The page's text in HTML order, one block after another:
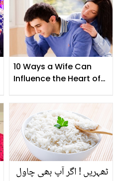
شخص کو پتہ ہونی چاہیے
10 Ways a Wife Can
Influence the Heart of
ٹھہریں ! اگر آپ بھی چاول